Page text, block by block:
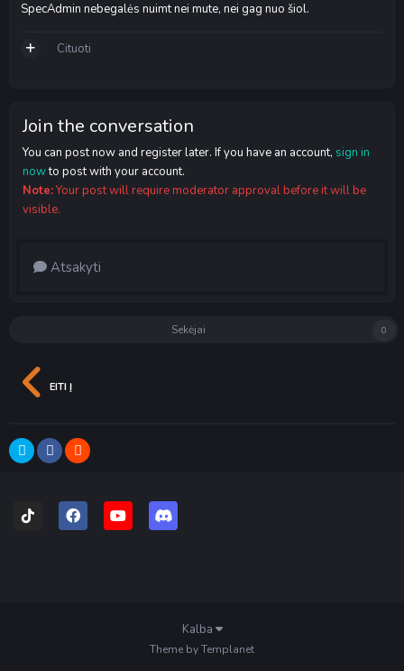
SpecAdmin nebegalės nuimt nei mute, nei gag nuo šiol.
Cituoti
Join the conversation
You can post now and register later. If you have an account, sign in
nowto post with your account.
Note:Your post will require moderator approval before it will be
visible.
Atsakyti
Sekėjai 0
EITI Į
Kalba
Theme by Templanet